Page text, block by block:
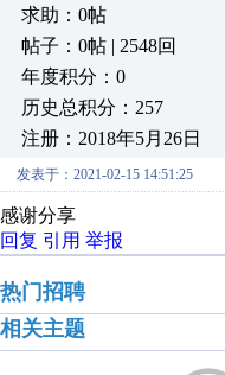
求助：0帖
帖子：0帖 | 2548回
年度积分：0
历史总积分：257
注册：2018年5月26日
发表于：2021-02-15 14:51:25
感谢分享
回复 引用 举报
热门招聘
相关主题